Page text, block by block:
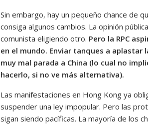
Sin embargo, hay un pequeño chance de
consiga algunos cambios. La opinión
comunista eligiendo otro. Pero la RPC
en el mundo. Enviar tanques a
muy mal parada a China (lo cual no
hacerlo, si no ve más alternativa).
Las manifestaciones en Hong Kong ya
suspender una ley impopular. Pero las
sigan siendo pacíficas. La mayoría de los